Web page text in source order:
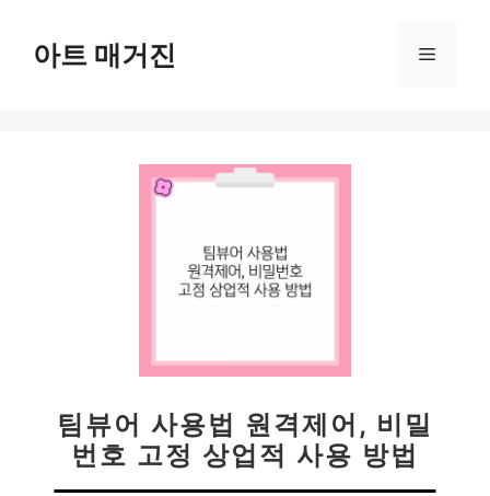
아트 매거진 메
팀뷰어 사용법 원격제어, 비밀
번호 고정 상업적 사용 방법